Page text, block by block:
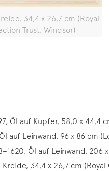
34,4 x 26,7 cm (Royal
Trust, Windsor)
Öl auf Kupfer, 58,0 x 44,4
auf Leinwand, 96 x 86 cm
Öl auf Leinwand,
34,4 x 26,7 cm